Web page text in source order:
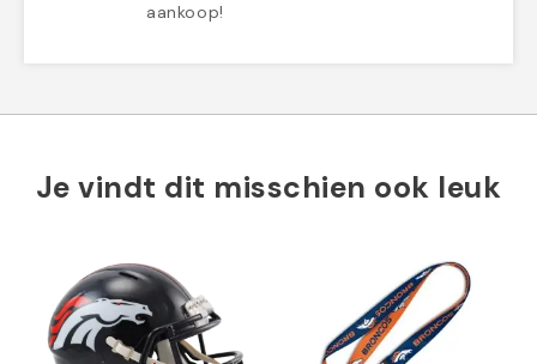
aankoop!
Je vindt dit misschien ook leuk